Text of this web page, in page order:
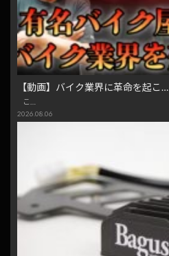
【動画】バイク業界に革命を起こ…
こ…
2026.08.06